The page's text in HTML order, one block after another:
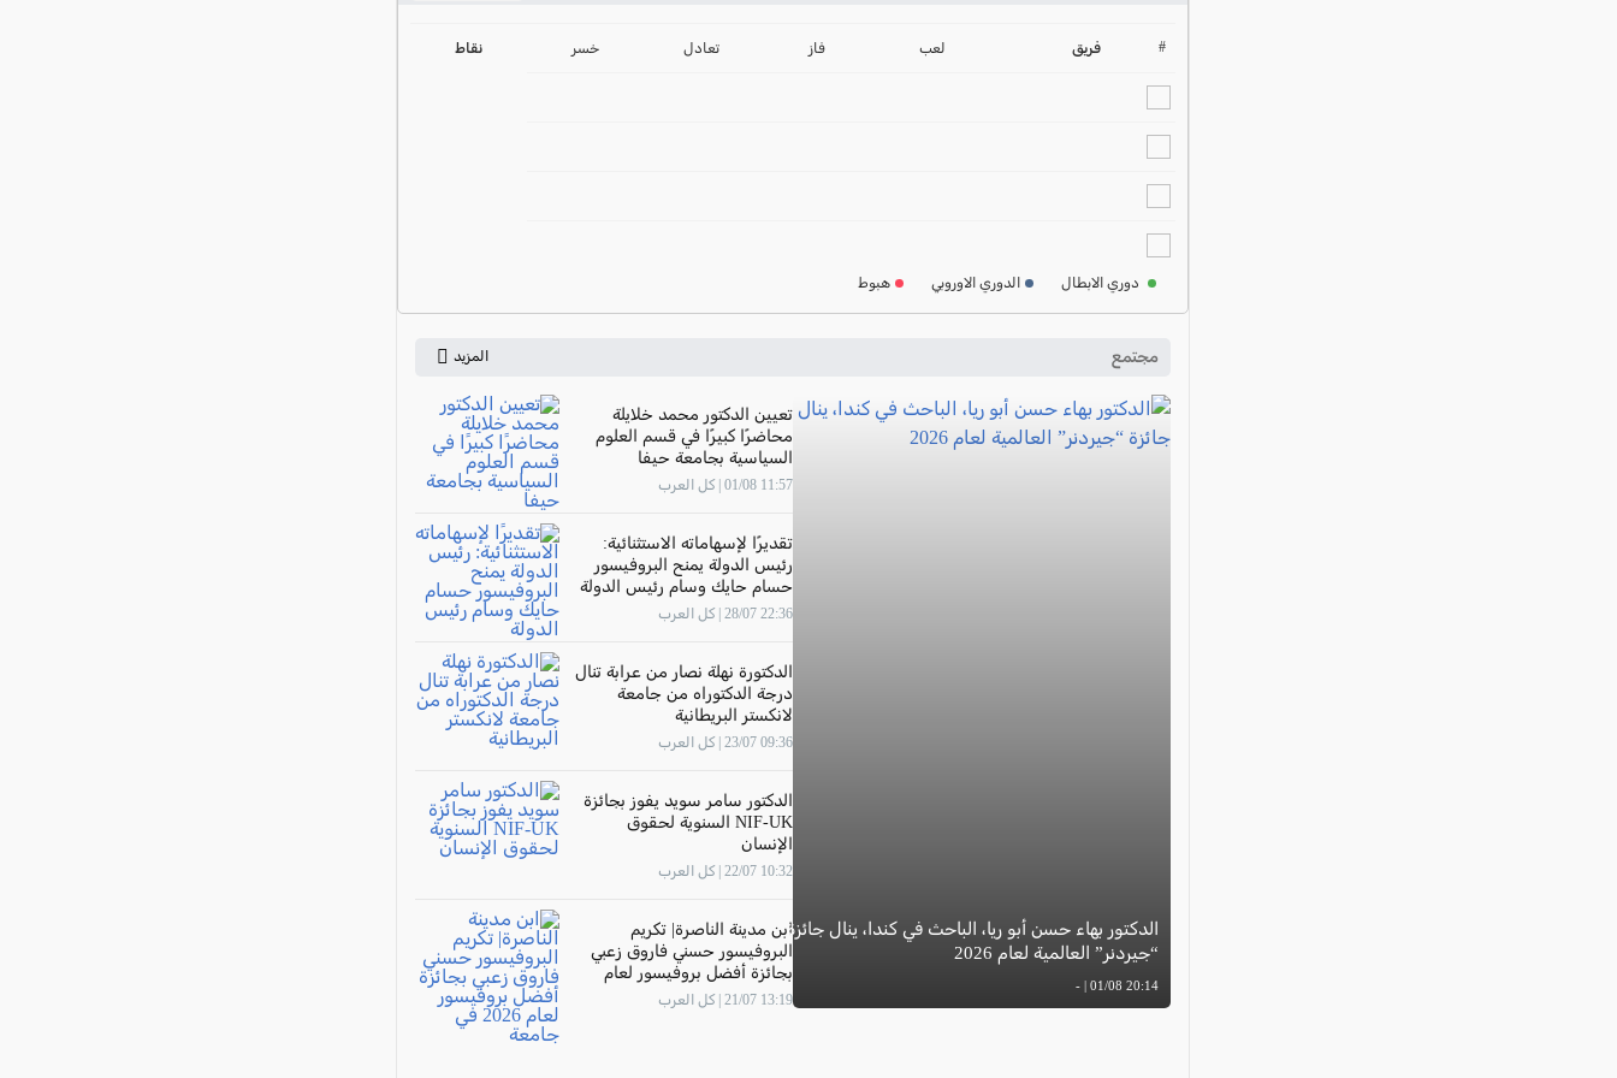
2024-2025
ترتيب الدوري الايطالي
# فريق لعب فاز تعادل خسر نقاط
دوري الابطال الدوري الاوروبي هبوط
مجتمع المزيد
الدكتور بهاء حسن أبو ريا، الباحث في كندا، ينال جائزة
“جيردنر” العالمية لعام 2026
20:14 01/08 | -
تعيين الدكتور محمد خلايلة
محاضرًا كبيرًا في قسم العلوم
السياسية بجامعة حيفا
11:57 01/08 | كل العرب
تقديرًا لإسهاماته الاستثنائية:
رئيس الدولة يمنح البروفيسور
حسام حايك وسام رئيس الدولة
22:36 28/07 | كل العرب
الدكتورة نهلة نصار من عرابة تنال
درجة الدكتوراه من جامعة
لانكستر البريطانية
09:36 23/07 | كل العرب
الدكتور سامر سويد يفوز بجائزة
NIF-UK السنوية لحقوق
الإنسان
10:32 22/07 | كل العرب
ابن مدينة الناصرة| تكريم
البروفيسور حسني فاروق زعبي
بجائزة أفضل بروفيسور لعام
2026 في جامعة "The New
13:19 21/07 | كل العرب